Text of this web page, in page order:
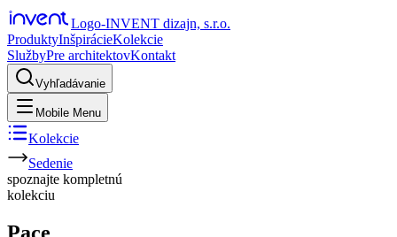
Logo-INVENT dizajn, s.r.o.
ProduktyInšpirácieKolekcie
SlužbyPre architektovKontakt
Vyhľadávanie
Mobile Menu
Kolekcie
Sedenie
spoznajte kompletnú
kolekciu